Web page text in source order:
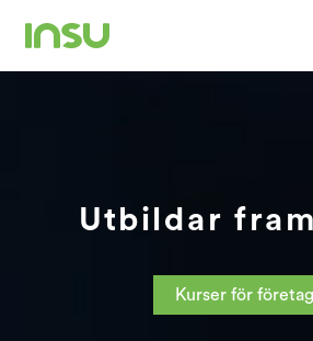
Utbildar
Kurser för företag